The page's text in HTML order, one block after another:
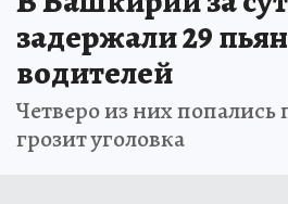
задержали 29
водителей
Четверо из них
грозит уголовка